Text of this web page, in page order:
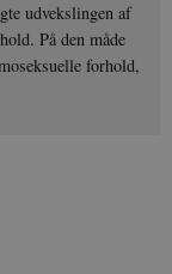
udvekslingen af
På den måde
forhold,